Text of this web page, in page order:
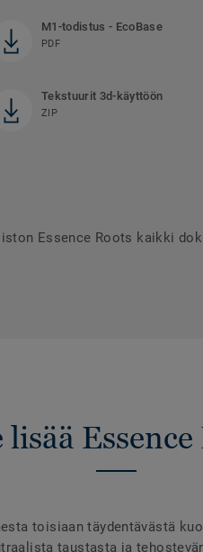
M1-todistus - EcoBase
PDF
Tekstuurit 3d-käyttöön
ZIP
Essence Roots kaikki
lisää Essence
toisiaan täydentävästä
taustasta ja